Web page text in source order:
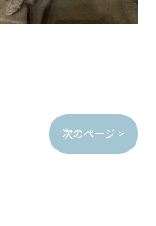
次のページ >